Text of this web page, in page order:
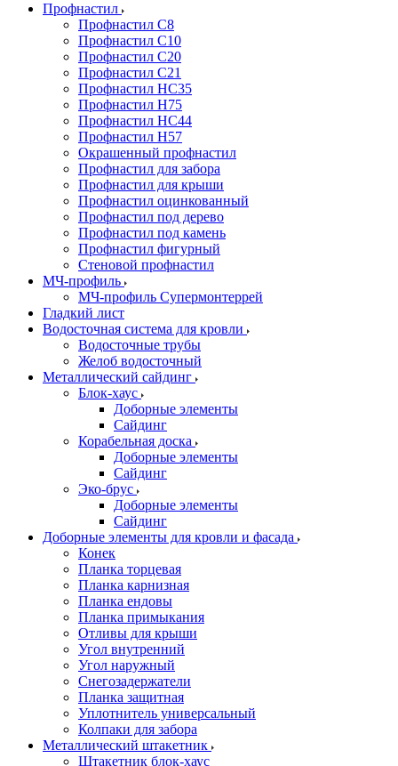
Профнастил
Профнастил С8
Профнастил С10
Профнастил С20
Профнастил С21
Профнастил НС35
Профнастил Н75
Профнастил HC44
Профнастил Н57
Окрашенный профнастил
Профнастил для забора
Профнастил для крыши
Профнастил оцинкованный
Профнастил под дерево
Профнастил под камень
Профнастил фигурный
Стеновой профнастил
МЧ-профиль
МЧ-профиль Супермонтеррей
Гладкий лист
Водосточная система для кровли
Водосточные трубы
Желоб водосточный
Металлический сайдинг
Блок-хаус
Доборные элементы
Сайдинг
Корабельная доска
Доборные элементы
Сайдинг
Эко-брус
Доборные элементы
Сайдинг
Доборные элементы для кровли и фасада
Конек
Планка торцевая
Планка карнизная
Планка ендовы
Планка примыкания
Отливы для крыши
Угол внутренний
Угол наружный
Снегозадержатели
Планка защитная
Уплотнитель универсальный
Колпаки для забора
Металлический штакетник
Штакетник блок-хаус